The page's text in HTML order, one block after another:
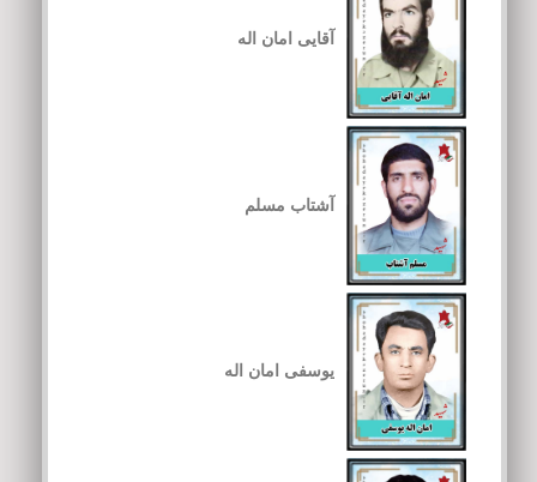
آقایی امان اله
آشتاب مسلم
یوسفی امان اله